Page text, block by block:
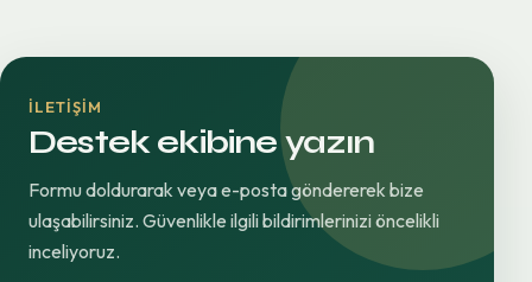
İLETIŞIM
Destek ekibine yazın
Formu doldurarak veya e-posta göndererek bize
ulaşabilirsiniz. Güvenlikle ilgili bildirimlerinizi öncelikli
inceliyoruz.